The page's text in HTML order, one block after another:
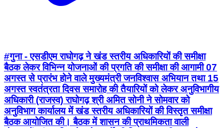
#गुना - एसडीएम राघोगढ़ ने खंड स्तरीय अधिकारियों की समीक्षा
बैठक लेकर विभिन्न योजनाओं की प्रगति की समीक्षा की आगामी 07
अगस्त से प्रारंभ होने वाले मुख्यमंत्री जनविश्वास अभियान तथा 15
अगस्त स्वतंत्रता दिवस समारोह की तैयारियों को लेकर अनुविभागीय
अधिकारी (राजस्व) राघोगढ़ श्री अमित सोनी ने सोमवार को
अनुविभाग कार्यालय में खंड स्तरीय अधिकारियों की विस्तृत समीक्षा
बैठक आयोजित की। बैठक में शासन की प्राथमिकता वाली